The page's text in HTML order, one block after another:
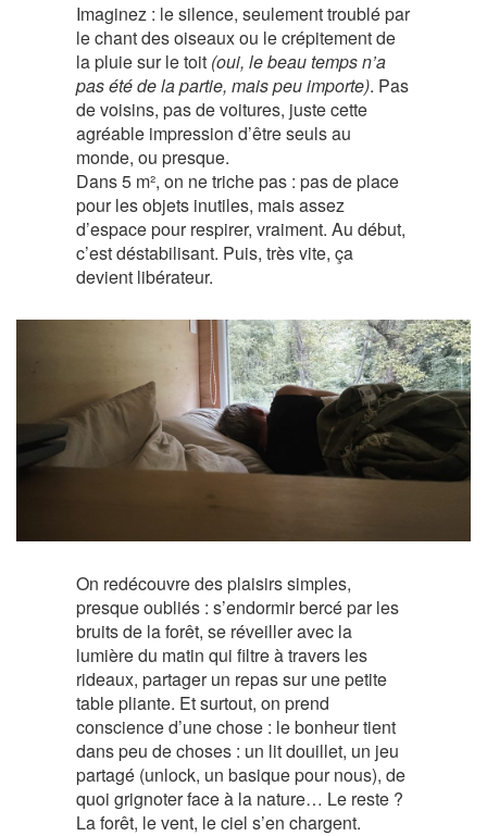
Imaginez : le silence, seulement troublé par
le chant des oiseaux ou le crépitement de
la pluie sur le toit (oui, le beau temps n’a
pas été de la partie, mais peu importe). Pas
de voisins, pas de voitures, juste cette
agréable impression d’être seuls au
monde, ou presque.
Dans 5 m², on ne triche pas : pas de place
pour les objets inutiles, mais assez
d’espace pour respirer, vraiment. Au début,
c’est déstabilisant. Puis, très vite, ça
devient libérateur.
On redécouvre des plaisirs simples,
presque oubliés : s’endormir bercé par les
bruits de la forêt, se réveiller avec la
lumière du matin qui filtre à travers les
rideaux, partager un repas sur une petite
table pliante. Et surtout, on prend
conscience d’une chose : le bonheur tient
dans peu de choses : un lit douillet, un jeu
partagé (unlock, un basique pour nous), de
quoi grignoter face à la nature… Le reste ?
La forêt, le vent, le ciel s’en chargent.